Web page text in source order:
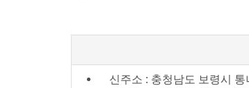
신주소 : 충청남도 보령시